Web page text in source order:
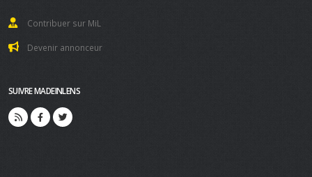
Contribuer sur MiL
Devenir annonceur
SUIVRE MADEINLENS